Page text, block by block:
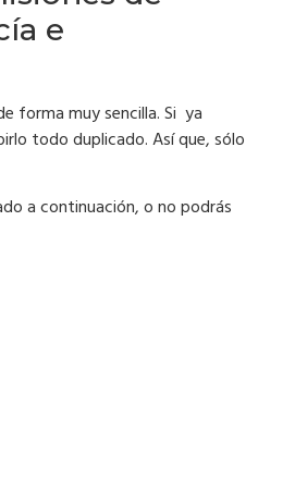
e
forma muy sencilla. Si ya
todo duplicado. Así que, sólo
a continuación, o no podrás